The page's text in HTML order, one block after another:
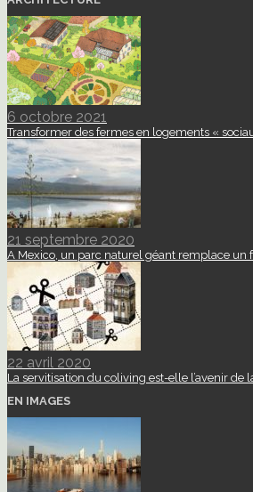
6 octobre 2021
Transformer des fermes en logements «
21 septembre 2020
A Mexico, un parc naturel géant remplace un
22 avril 2020
La servitisation du coliving est-elle l’avenir de
EN IMAGES